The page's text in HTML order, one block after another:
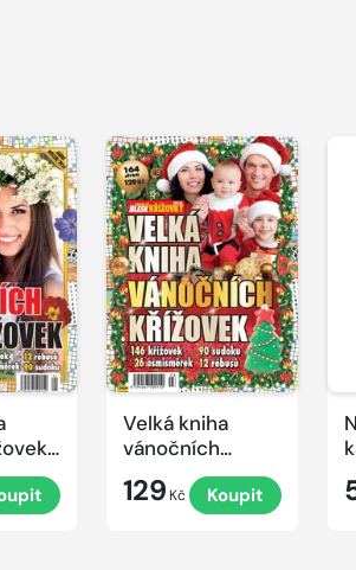
Velká kniha
vánočních
křížovek 2025
129 Kč Koupit